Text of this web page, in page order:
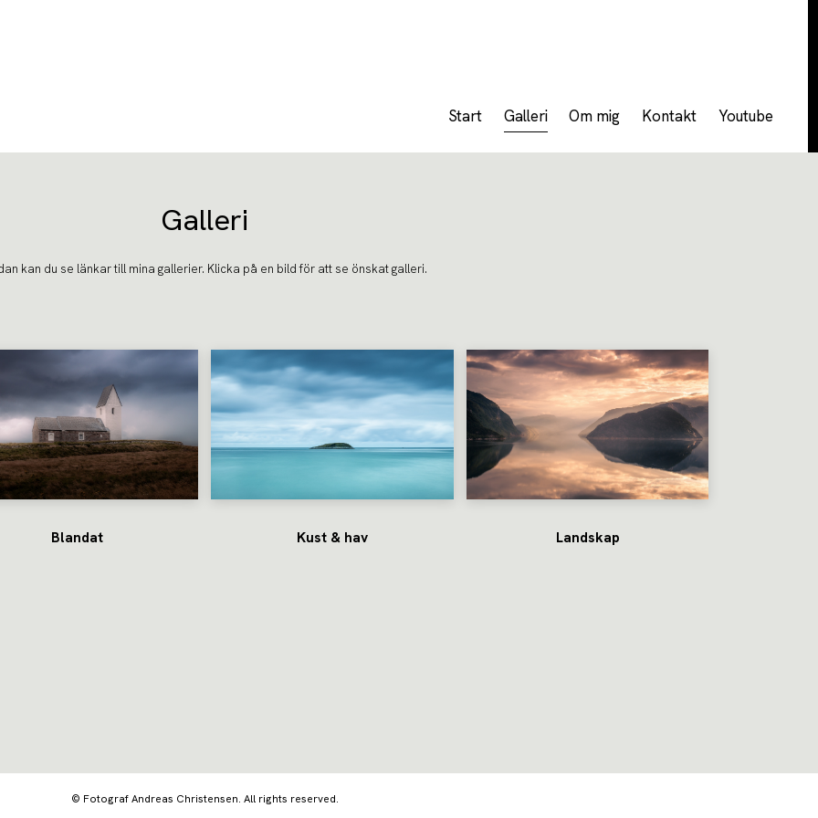
Start Galleri Om mig Kontakt Youtube
Galleri
kan du se länkar till mina gallerier. Klicka på en bild för att se önskat galleri.
Blandat Kust & hav Landskap
© Fotograf Andreas Christensen. All rights reserved.